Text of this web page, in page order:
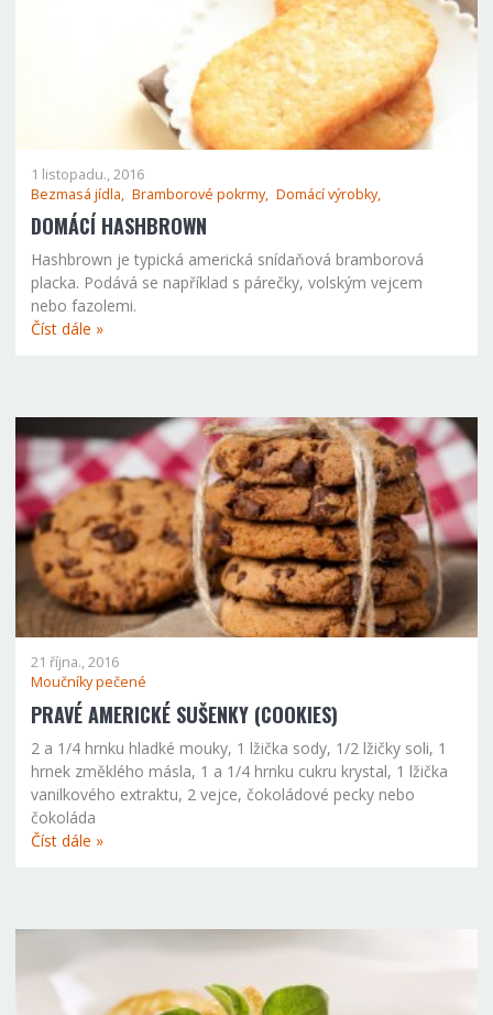
1 listopadu., 2016
Bezmasá jídla, Bramborové pokrmy, Domácí výrobky,
DOMÁCÍ HASHBROWN
Hashbrown je typická americká snídaňová bramborová
placka. Podává se například s párečky, volským vejcem
nebo fazolemi.
Číst dále »
21 října., 2016
Moučníky pečené
PRAVÉ AMERICKÉ SUŠENKY (COOKIES)
2 a 1/4 hrnku hladké mouky, 1 lžička sody, 1/2 lžičky soli, 1
hrnek změklého másla, 1 a 1/4 hrnku cukru krystal, 1 lžička
vanilkového extraktu, 2 vejce, čokoládové pecky nebo
čokoláda
Číst dále »